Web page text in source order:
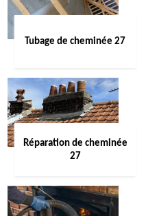
Tubage de cheminée 27
Réparation de cheminée
27